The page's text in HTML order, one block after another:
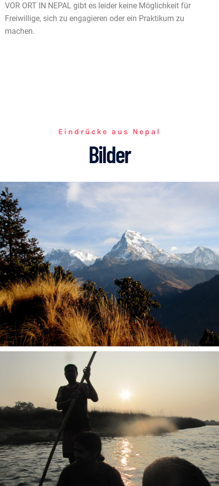
VOR ORT IN NEPAL gibt es leider keine Möglichkeit für
Freiwillige, sich zu engagieren oder ein Praktikum zu
machen.
Eindrücke aus Nepal
Bilder